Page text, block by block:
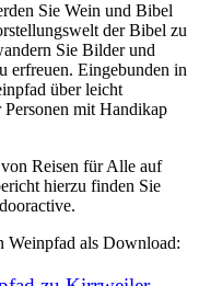
Sie Wein und Bibel
der Bibel zu
Sie Bilder und
erfreuen. Eingebunden in
über leicht
Personen mit Handikap
Reisen für Alle auf
hierzu finden Sie
Weinpfad als Download: